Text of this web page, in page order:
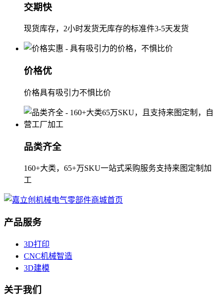
交期快
现货库存，2小时发货无库存的标准件3-5天发货
价格优
价格具有吸引力不惧比价
品类齐全
160+大类，65+万SKU一站式采购服务支持来图定制加
工
产品服务
3D打印
CNC机械智造
3D建模
关于我们